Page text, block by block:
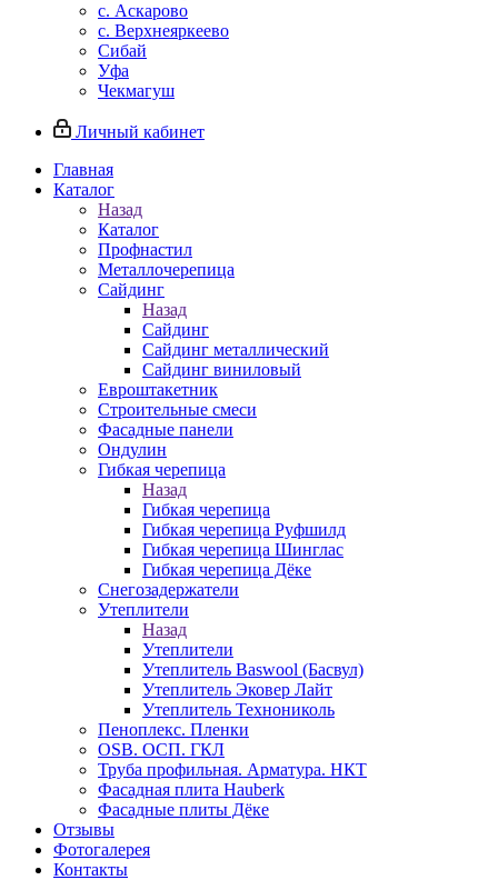
с. Аскарово
с. Верхнеяркеево
Сибай
Уфа
Чекмагуш
Личный кабинет
Главная
Каталог
Назад
Каталог
Профнастил
Металлочерепица
Сайдинг
Назад
Сайдинг
Сайдинг металлический
Сайдинг виниловый
Евроштакетник
Строительные смеси
Фасадные панели
Ондулин
Гибкая черепица
Назад
Гибкая черепица
Гибкая черепица Руфшилд
Гибкая черепица Шинглас
Гибкая черепица Дёке
Снегозадержатели
Утеплители
Назад
Утеплители
Утеплитель Baswool (Басвул)
Утеплитель Эковер Лайт
Утеплитель Технониколь
Пеноплекс. Пленки
OSB. ОСП. ГКЛ
Труба профильная. Арматура. НКТ
Фасадная плита Hauberk
Фасадные плиты Дёке
Отзывы
Фотогалерея
Контакты